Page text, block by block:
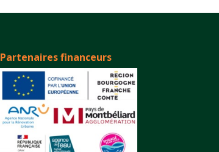
Partenaires financeurs